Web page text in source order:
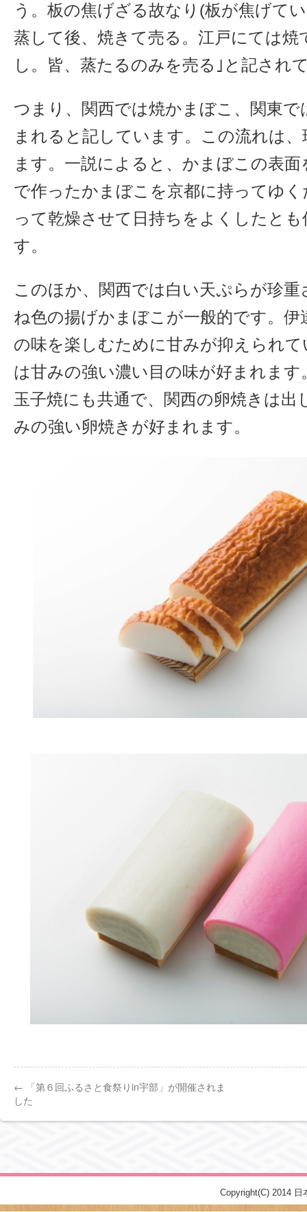
う。板の焦げざる故なり(板が焦げて
蒸して後、焼きて売る。江戸にては焼
し。皆、蒸たるのみを売る｣と記され
つまり、関西では焼かまぼこ、関東
まれると記しています。この流れは
ます。一説によると、かまぼこの表
で作ったかまぼこを京都に持ってゆ
って乾燥させて日持ちをよくしたと
す。
このほか、関西では白い天ぷらが珍
ね色の揚げかまぼこが一般的です。伊
の味を楽しむために甘みが抑えられ
は甘みの強い濃い目の味が好まれま
玉子焼にも共通で、関西の卵焼きは出
みの強い卵焼きが好まれます。
← 「第６回ふるさと食祭りin宇部」が開催されま
した
Copyright(C) 2014